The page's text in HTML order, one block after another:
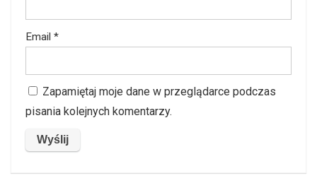
Email *
Zapamiętaj moje dane w przeglądarce podczas
pisania kolejnych komentarzy.